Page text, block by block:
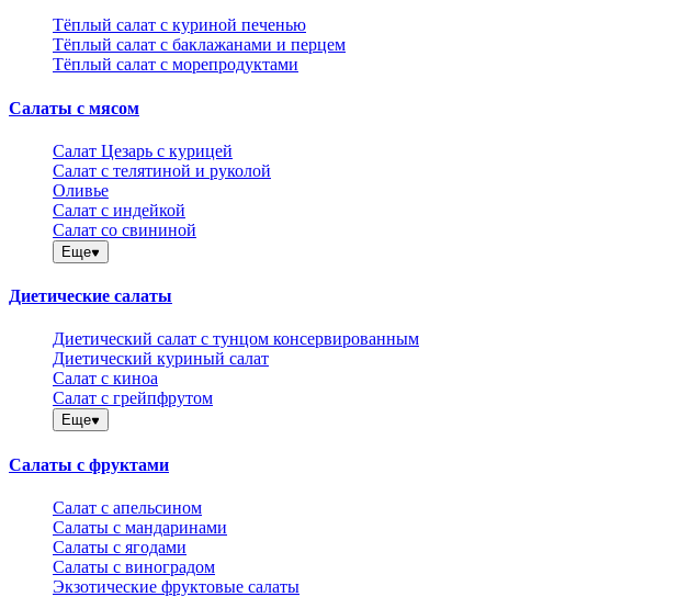
Тёплый салат с куриной печенью
Тёплый салат с баклажанами и перцем
Тёплый салат с морепродуктами
Салаты с мясом
Салат Цезарь с курицей
Салат с телятиной и руколой
Оливье
Салат с индейкой
Салат со свининой
Еще
Диетические салаты
Диетический салат с тунцом консервированным
Диетический куриный салат
Салат с киноа
Салат с грейпфрутом
Еще
Салаты с фруктами
Салат с апельсином
Салаты с мандаринами
Салаты с ягодами
Салаты с виноградом
Экзотические фруктовые салаты